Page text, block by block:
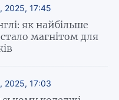
2025, 17:45
як найбільше
стало магнітом для
2025, 17:03